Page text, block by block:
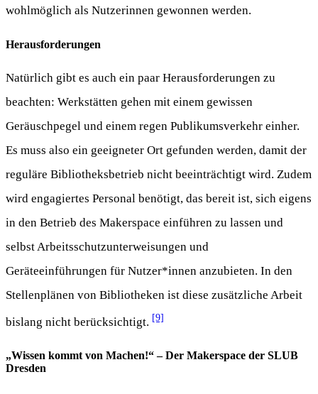
wohlmöglich als Nutzerinnen gewonnen werden.
Herausforderungen
Natürlich gibt es auch ein paar Herausforderungen zu
beachten: Werkstätten gehen mit einem gewissen
Geräuschpegel und einem regen Publikumsverkehr einher.
Es muss also ein geeigneter Ort gefunden werden, damit der
reguläre Bibliotheksbetrieb nicht beeinträchtigt wird. Zudem
wird engagiertes Personal benötigt, das bereit ist, sich eigens
in den Betrieb des Makerspace einführen zu lassen und
selbst Arbeitsschutzunterweisungen und
Geräteeinführungen für Nutzer*innen anzubieten. In den
Stellenplänen von Bibliotheken ist diese zusätzliche Arbeit
bislang nicht berücksichtigt. [9]
„Wissen kommt von Machen!“ – Der Makerspace der SLUB
Dresden